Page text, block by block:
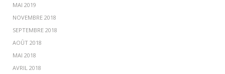
MAI 2019
NOVEMBRE 2018
SEPTEMBRE 2018
AOÛT 2018
MAI 2018
AVRIL 2018